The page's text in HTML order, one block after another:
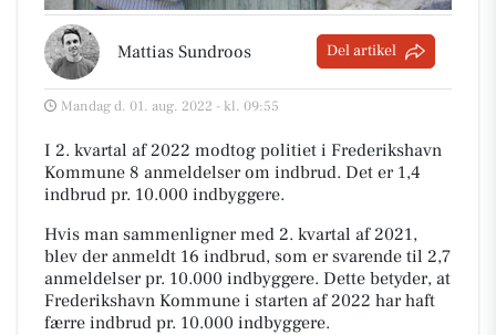
Mattias Sundroos Del artikel
Mandag d. 01. aug. 2022 - kl. 09:55
I 2. kvartal af 2022 modtog politiet i Frederikshavn
Kommune 8 anmeldelser om indbrud. Det er 1,4
indbrud pr. 10.000 indbyggere.
Hvis man sammenligner med 2. kvartal af 2021,
blev der anmeldt 16 indbrud, som er svarende til 2,7
anmeldelser pr. 10.000 indbyggere. Dette betyder, at
Frederikshavn Kommune i starten af 2022 har haft
færre indbrud pr. 10.000 indbyggere.